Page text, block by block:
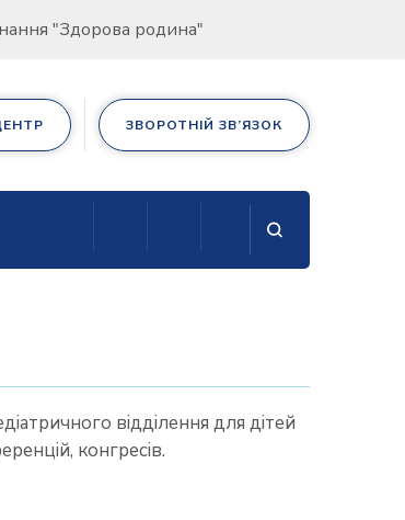
"Здорова родина"
ЗВОРОТНІЙ ЗВ’ЯЗОК
відділення для дітей
конгресів.